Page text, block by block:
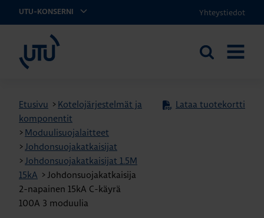
UTU-KONSERNI Yhteystiedot
Etsi
Etusivu > Kotelojärjestelmät ja
komponentit
> Moduulisuojalaitteet
>Johdonsuojakatkaisijat
>Johdonsuojakatkaisijat 1.5M
15kA >Johdonsuojakatkaisija
2-napainen 15kA C-käyrä
100A 3 moduulia
Lataa tuotekortti